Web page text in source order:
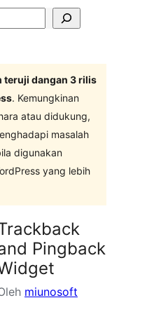
teruji dangan 3 rilis
. Kemungkinan
atau didukung,
masalah
digunakan
yang lebih
Pingback
miunosoft